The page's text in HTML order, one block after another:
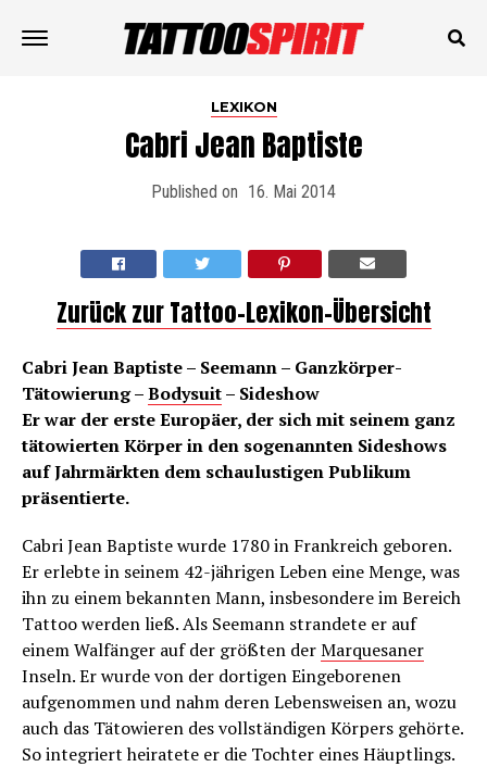
LEXIKON
Cabri Jean Baptiste
Published on 16. Mai 2014
Zurück zur Tattoo-Lexikon-Übersicht
Cabri Jean Baptiste – Seemann – Ganzkörper-
Tätowierung –Bodysuit– Sideshow
Er war der erste Europäer, der sich mit seinem ganz
tätowierten Körper in den sogenannten Sideshows
auf Jahrmärkten dem schaulustigen Publikum
präsentierte.
Cabri Jean Baptiste wurde 1780 in Frankreich geboren.
Er erlebte in seinem 42-jährigen Leben eine Menge, was
ihn zu einem bekannten Mann, insbesondere im Bereich
Tattoo werden ließ. Als Seemann strandete er auf
einem Walfänger auf der größten derMarquesaner
Inseln. Er wurde von der dortigen Eingeborenen
aufgenommen und nahm deren Lebensweisen an, wozu
auch das Tätowieren des vollständigen Körpers gehörte.
So integriert heiratete er die Tochter eines Häuptlings.